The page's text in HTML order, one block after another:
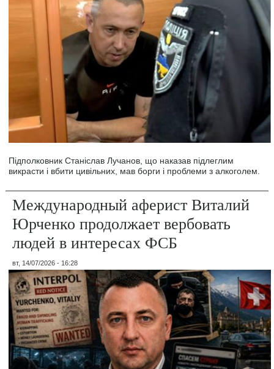
Підполковник Станіслав Лучанов, що наказав підлеглим
викрасти і вбити цивільних, мав борги і проблеми з алкоголем.
Международный аферист Виталий
Юрченко продолжает вербовать
людей в интересах ФСБ
вт, 14/07/2026 - 16:28